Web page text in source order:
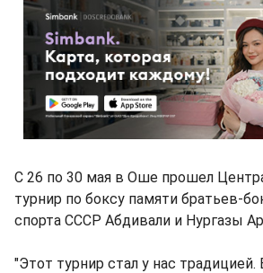
С 26 по 30 мая в Оше прошел
турнир по боксу памяти братьев-
спорта СССР Абдивали и Нургазы
"Этот турнир стал у нас